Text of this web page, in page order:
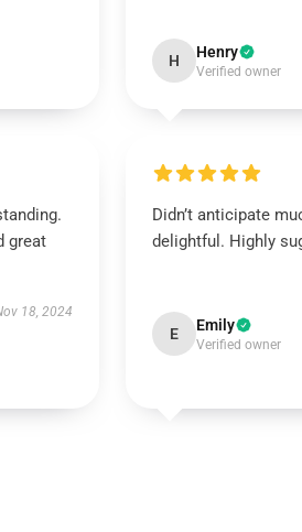
H Henry
Verified owner
great
18, 2024
Didn’t anticipate
delightful. Highly
E Emily
Verified owner